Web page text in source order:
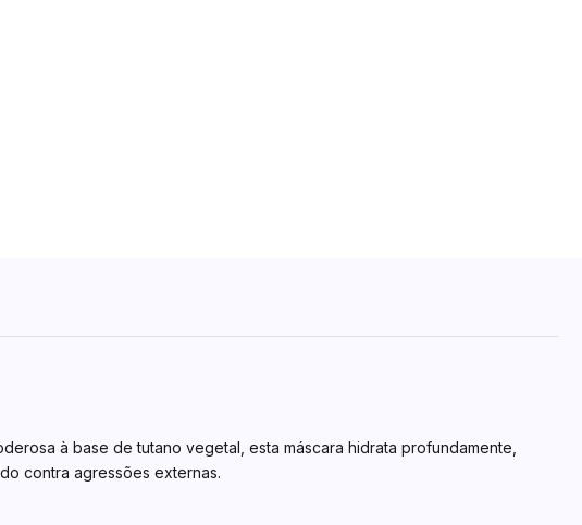
à base de tutano vegetal, esta máscara hidrata profundamente,
contra agressões externas.